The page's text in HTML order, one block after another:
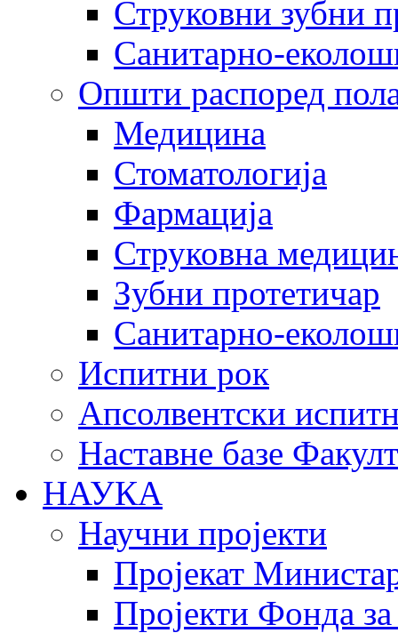
Струковни зубни
Санитарно-
Општи распоред
Медицина
Стоматологија
Фармација
Струковна
Зубни протетичар
Санитарно-
Испитни рок
Апсолвентски
Наставне базе
НАУКА
Научни пројекти
Пројекат
Пројекти Фонда